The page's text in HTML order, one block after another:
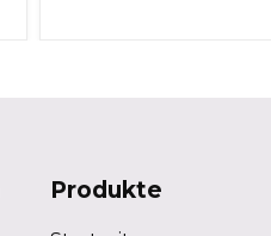
Produkte